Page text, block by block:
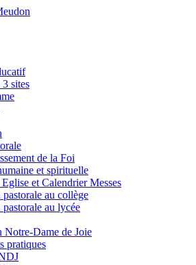
sites
de la Foi
et spirituelle
et Calendrier Messes
au collège
au lycée
Notre-Dame de Joie
pratiques